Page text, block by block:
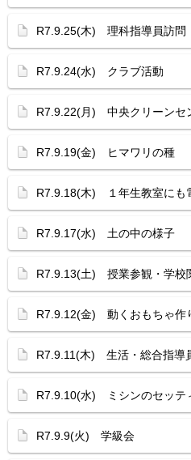
R7.9.25(木) 理科指導員訪問
R7.9.24(水) クラブ活動
R7.9.22(月) 中央クリーンセ
R7.9.19(金) ヒマワリの種
R7.9.18(木) １年生教室にも
R7.9.17(水) 土の中の様子
R7.9.13(土) 授業参観・学校
R7.9.12(金) 動くおもちゃ作
R7.9.11(木) 生活・総合指導
R7.9.10(水) ミシンのセッテ
R7.9.9(火) 学級会